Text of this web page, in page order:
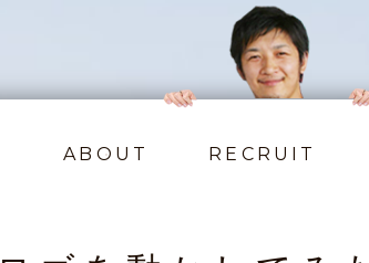
ABOUT RECRUIT